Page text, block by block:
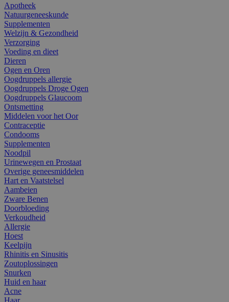
Apotheek
Natuurgeneeskunde
Supplementen
Welzijn & Gezondheid
Verzorging
Voeding en dieet
Dieren
Ogen en Oren
Oogdruppels allergie
Oogdruppels Droge Ogen
Oogdruppels Glaucoom
Ontsmetting
Middelen voor het Oor
Contraceptie
Condooms
Supplementen
Noodpil
Urinewegen en Prostaat
Overige geneesmiddelen
Hart en Vaatstelsel
Aambeien
Zware Benen
Doorbloeding
Verkoudheid
Allergie
Hoest
Keelpijn
Rhinitis en Sinusitis
Zoutoplossingen
Snurken
Huid en haar
Acne
Haar